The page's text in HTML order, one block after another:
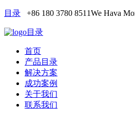
目录 +86 180 3780 8511We Hava
目录
首页
产品目录
解决方案
成功案例
关于我们
联系我们